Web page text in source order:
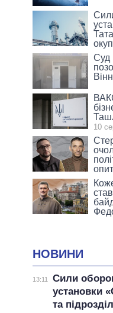
Суд
10
НОВИНИ
13:11
Сили
установки
та